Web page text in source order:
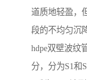
道质地轻盈，
段的不均匀沉
hdpe双壁波纹
分，分为S1和